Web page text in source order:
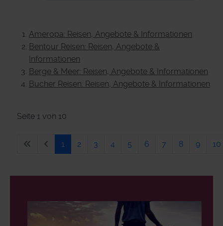
Ameropa: Reisen, Angebote & Informationen
Bentour Reisen: Reisen, Angebote &
Informationen
Berge & Meer: Reisen, Angebote & Informationen
Bucher Reisen: Reisen, Angebote & Informationen
Seite 1 von 10
1 2 3 4 5 6 7 8 9 10